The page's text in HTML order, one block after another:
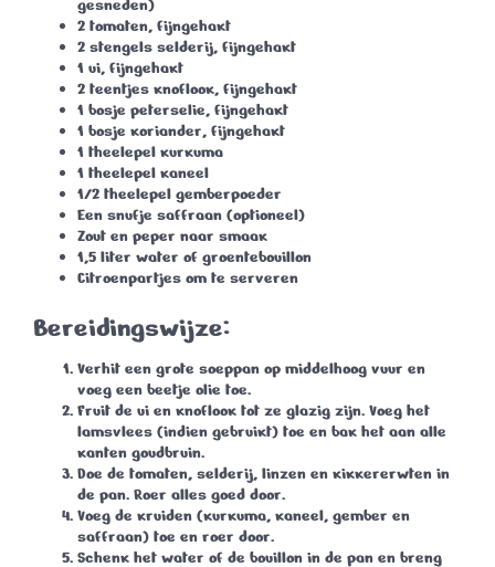
gesneden)
2 tomaten, fijngehakt
2 stengels selderij, fijngehakt
1 ui, fijngehakt
2 teentjes knoflook, fijngehakt
1 bosje peterselie, fijngehakt
1 bosje koriander, fijngehakt
1 theelepel kurkuma
1 theelepel kaneel
1/2 theelepel gemberpoeder
Een snufje saffraan (optioneel)
Zout en peper naar smaak
1,5 liter water of groentebouillon
Citroenpartjes om te serveren
Bereidingswijze:
Verhit een grote soeppan op middelhoog vuur en
voeg een beetje olie toe.
Fruit de ui en knoflook tot ze glazig zijn. Voeg het
lamsvlees (indien gebruikt) toe en bak het aan alle
kanten goudbruin.
Doe de tomaten, selderij, linzen en kikkererwten in
de pan. Roer alles goed door.
Voeg de kruiden (kurkuma, kaneel, gember en
saffraan) toe en roer door.
Schenk het water of de bouillon in de pan en breng